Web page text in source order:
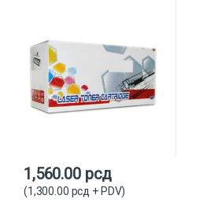
1,560.00 рсд
(1,300.00 рсд + PDV)